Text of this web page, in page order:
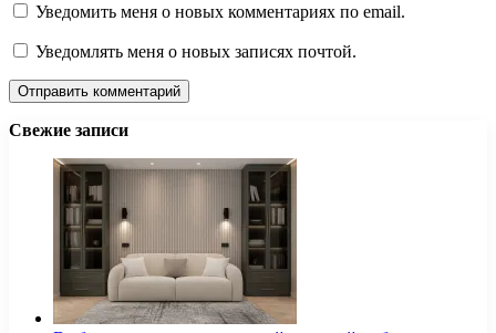
Уведомить меня о новых комментариях по email.
Уведомлять меня о новых записях почтой.
Свежие записи